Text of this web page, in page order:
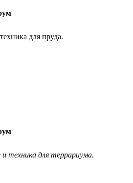
для пруда.
и техника для террариума.